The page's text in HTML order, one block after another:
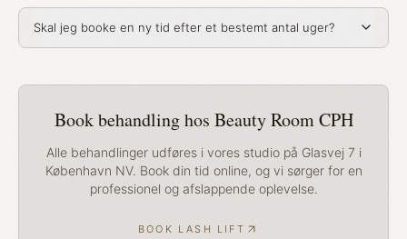
Skal jeg booke en ny tid efter et bestemt antal uger?
Book behandling hos Beauty Room CPH
Alle behandlinger udføres i vores studio på Glasvej 7 i
København NV. Book din tid online, og vi sørger for en
professionel og afslappende oplevelse.
BOOK LASH LIFT